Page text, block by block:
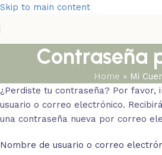
Skip to main content
Contraseña
Home » Mi
¿Perdiste tu contraseña? Por favor,
usuario o correo electrónico.
una contraseña nueva por correo
Nombre de usuario o correo